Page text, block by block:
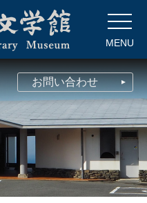
MENU
お問い合わせ